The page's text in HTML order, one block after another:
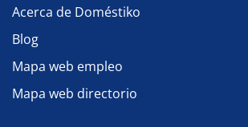
Acerca de Doméstiko
Blog
Mapa web empleo
Mapa web directorio